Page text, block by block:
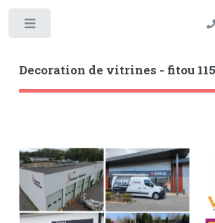
Decoration de vitrines - fitou